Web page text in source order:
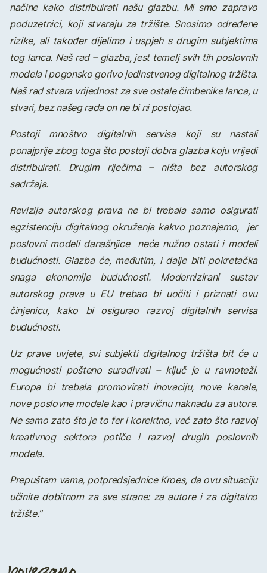
načine kako distribuirati našu glazbu. Mi smo zapravo
poduzetnici, koji stvaraju za tržište. Snosimo određene
rizike, ali također dijelimo i uspjeh s drugim subjektima
tog lanca. Naš rad – glazba, jest temelj svih tih poslovnih
modela i pogonsko gorivo jedinstvenog digitalnog tržišta.
Naš rad stvara vrijednost za sve ostale čimbenike lanca, u
stvari, bez našeg rada on ne bi ni postojao.
Postoji mnoštvo digitalnih servisa koji su nastali
ponajprije zbog toga što postoji dobra glazba koju vrijedi
distribuirati. Drugim riječima – ništa bez autorskog
sadržaja.
Revizija autorskog prava ne bi trebala samo osigurati
egzistenciju digitalnog okruženja kakvo poznajemo, jer
poslovni modeli današnjice neće nužno ostati i modeli
budućnosti. Glazba će, međutim, i dalje biti pokretačka
snaga ekonomije budućnosti. Modernizirani sustav
autorskog prava u EU trebao bi uočiti i priznati ovu
činjenicu, kako bi osigurao razvoj digitalnih servisa
budućnosti.
Uz prave uvjete, svi subjekti digitalnog tržišta bit će u
mogućnosti pošteno surađivati – ključ je u ravnoteži.
Europa bi trebala promovirati inovaciju, nove kanale,
nove poslovne modele kao i pravičnu naknadu za autore.
Ne samo zato što je to fer i korektno, već zato što razvoj
kreativnog sektora potiče i razvoj drugih poslovnih
modela.
Prepuštam vama, potpredsjednice Kroes, da ovu situaciju
učinite dobitnom za sve strane: za autore i za digitalno
tržište.”